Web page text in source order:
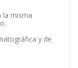
la misma
y de